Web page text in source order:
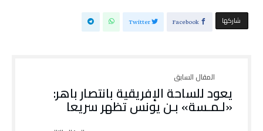
‫‫ شاركها‬ Facebook
Twitter
يعود للساحة الإفريقية بانتصار باهر:
«لـمـسة» بـن يونس تظهر سريعا